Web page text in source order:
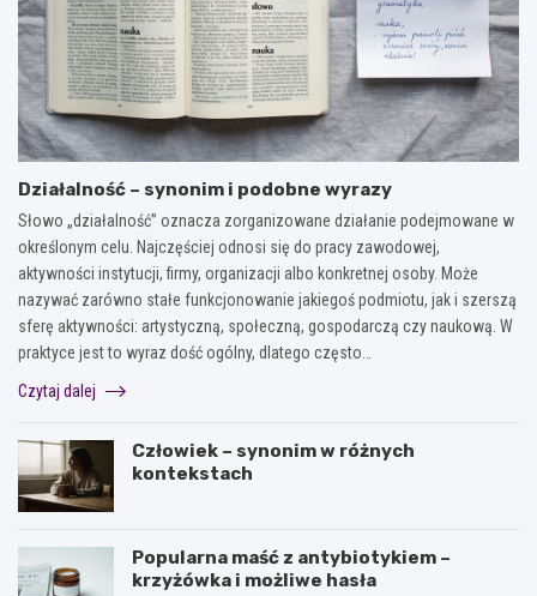
Działalność – synonim i podobne wyrazy
Słowo „działalność” oznacza zorganizowane działanie podejmowane w
określonym celu. Najczęściej odnosi się do pracy zawodowej,
aktywności instytucji, firmy, organizacji albo konkretnej osoby. Może
nazywać zarówno stałe funkcjonowanie jakiegoś podmiotu, jak i szerszą
sferę aktywności: artystyczną, społeczną, gospodarczą czy naukową. W
praktyce jest to wyraz dość ogólny, dlatego często…
Czytaj dalej
Człowiek – synonim w różnych
kontekstach
Popularna maść z antybiotykiem –
krzyżówka i możliwe hasła